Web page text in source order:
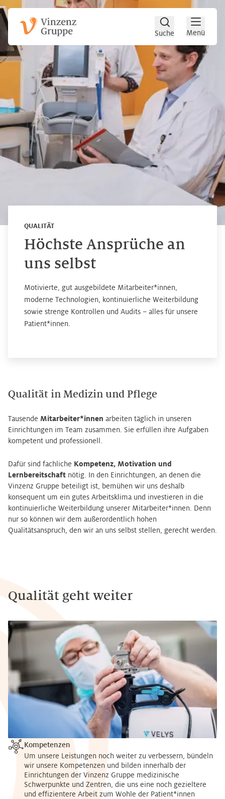
Zum Hauptinhalt
Zum Footer
Suche Menü
QUALITÄT
Höchste Ansprüche an
uns selbst
Motivierte, gut ausgebildete Mitarbeiter*innen,
moderne Technologien, kontinuierliche Weiterbildung
sowie strenge Kontrollen und Audits – alles für unsere
Patient*innen.
Qualität in Medizin und Pflege
Tausende Mitarbeiter*innen arbeiten täglich in unseren
Einrichtungen im Team zusammen. Sie erfüllen ihre Aufgaben
kompetent und professionell.
Dafür sind fachliche Kompetenz, Motivation und
Lernbereitschaft nötig. In den Einrichtungen, an denen die
Vinzenz Gruppe beteiligt ist, bemühen wir uns deshalb
konsequent um ein gutes Arbeitsklima und investieren in die
kontinuierliche Weiterbildung unserer Mitarbeiter*innen. Denn
nur so können wir dem außerordentlich hohen
Qualitätsanspruch, den wir an uns selbst stellen, gerecht werden.
Kompetenzen
Um unsere Leistungen noch weiter zu verbessern, bündeln
wir unsere Kompetenzen und bilden innerhalb der
Einrichtungen der Vinzenz Gruppe medizinische
Schwerpunkte und Zentren, die uns eine noch gezieltere
und effizientere Arbeit zum Wohle der Patient*innen
Qualität geht weiter